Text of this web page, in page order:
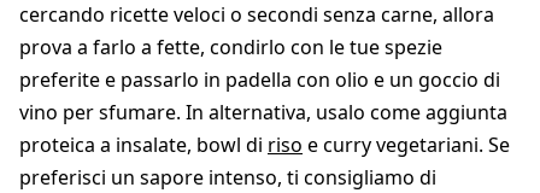
cercando ricette veloci o secondi senza carne, allora
prova a farlo a fette, condirlo con le tue spezie
preferite e passarlo in padella con olio e un goccio di
vino per sfumare. In alternativa, usalo come aggiunta
proteica a insalate, bowl di riso e curry vegetariani. Se
preferisci un sapore intenso, ti consigliamo di